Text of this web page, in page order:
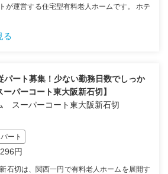
が運営する住宅型有料老人ホームです。 ホテ
る
パート募集！少ない勤務日数でしっか
パーコート東大阪新石切】
スーパーコート東大阪新石切
ート
円
石切は、関西一円で有料老人ホームを展開す